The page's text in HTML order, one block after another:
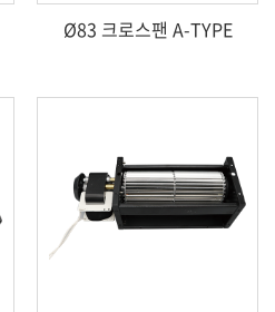
Ø83 크로스팬 A-TYPE